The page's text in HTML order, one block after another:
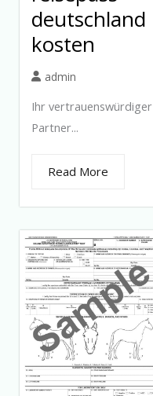
deutschland
kosten
admin
Ihr vertrauenswürdiger
Partner...
Read More